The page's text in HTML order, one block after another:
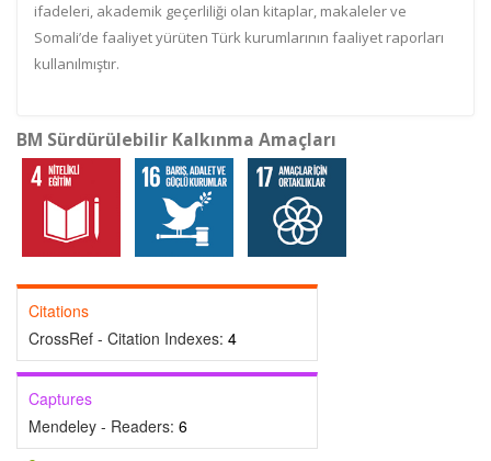
ifadeleri, akademik geçerliliği olan kitaplar, makaleler ve
Somali’de faaliyet yürüten Türk kurumlarının faaliyet raporları
kullanılmıştır.
BM Sürdürülebilir Kalkınma Amaçları
Citations
CrossRef - Citation Indexes: 4
Captures
Mendeley - Readers: 6